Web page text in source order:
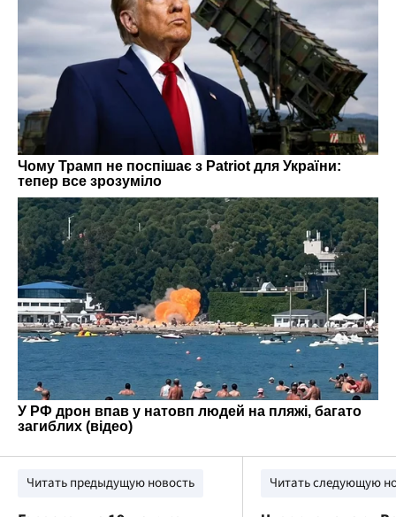
Читать предыдущую новость Читать следующую